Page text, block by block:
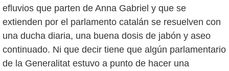
efluvios que parten de Anna Gabriel y que se
extienden por el parlamento catalán se resuelven con
una ducha diaria, una buena dosis de jabón y aseo
continuado. Ni que decir tiene que algún parlamentario
de la Generalitat estuvo a punto de hacer una